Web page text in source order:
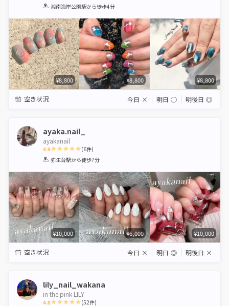
1 2 3 4 5
湘南海岸公園駅から徒歩4分
¥8,800 ¥8,800 ¥8,800
空き状況 今日 × 明日 ◯ 明後日 ◎
ayaka.nail_
ayakanail
4.9
1 2 3 4 5
(6件)
弥生台駅から徒歩7分
¥10,000 ¥6,000 ¥10,000
空き状況 今日 × 明日 ◎ 明後日 ×
lily_nail_wakana
in the pink LILY
4.8 (52件)